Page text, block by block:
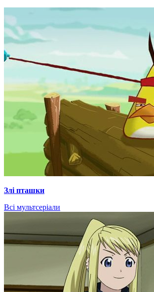
Злі пташки
Всі мультсеріали